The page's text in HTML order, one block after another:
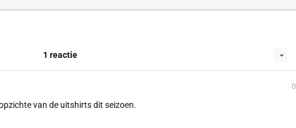
1 reactie
0
van de uitshirts dit seizoen.